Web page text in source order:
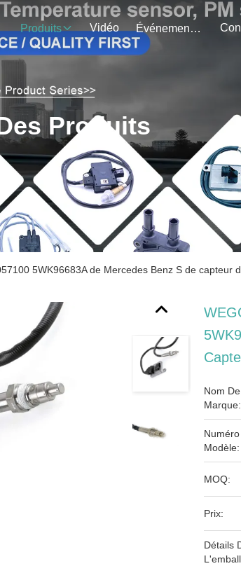
Produits Vidéo Événements
Produits
5WK96683A de Mercedes Benz S de capteur
Nom
Marque:
Modèle:
MOQ:
Prix:
Détails